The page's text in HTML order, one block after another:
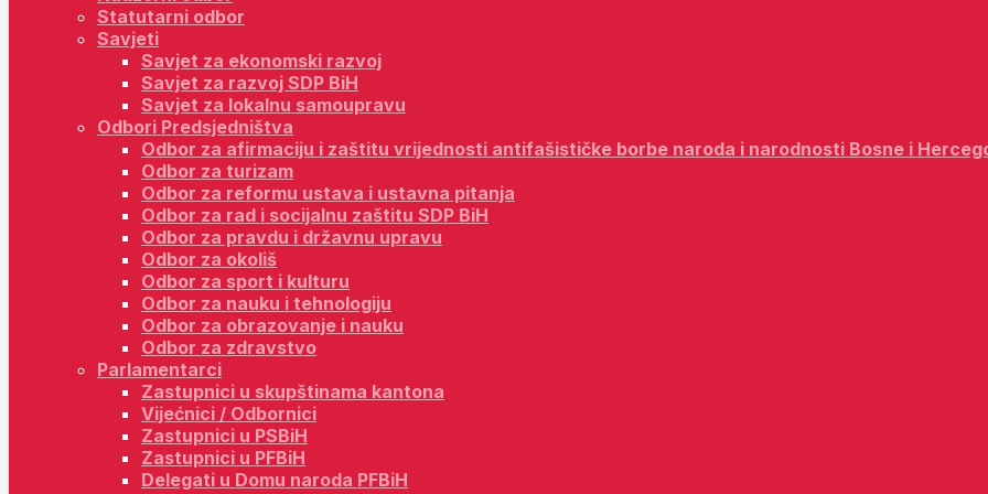
Statutarni odbor
Savjeti
Savjet za ekonomski razvoj
Savjet za razvoj SDP BiH
Savjet za lokalnu samoupravu
Odbori Predsjedništva
Odbor za afirmaciju i zaštitu vrijednosti antifašističke borbe naroda i narodnosti Bosne i
Odbor za turizam
Odbor za reformu ustava i ustavna pitanja
Odbor za rad i socijalnu zaštitu SDP BiH
Odbor za pravdu i državnu upravu
Odbor za okoliš
Odbor za sport i kulturu
Odbor za nauku i tehnologiju
Odbor za obrazovanje i nauku
Odbor za zdravstvo
Parlamentarci
Zastupnici u skupštinama kantona
Vijećnici / Odbornici
Zastupnici u PSBiH
Zastupnici u PFBiH
Delegati u Domu naroda PFBiH